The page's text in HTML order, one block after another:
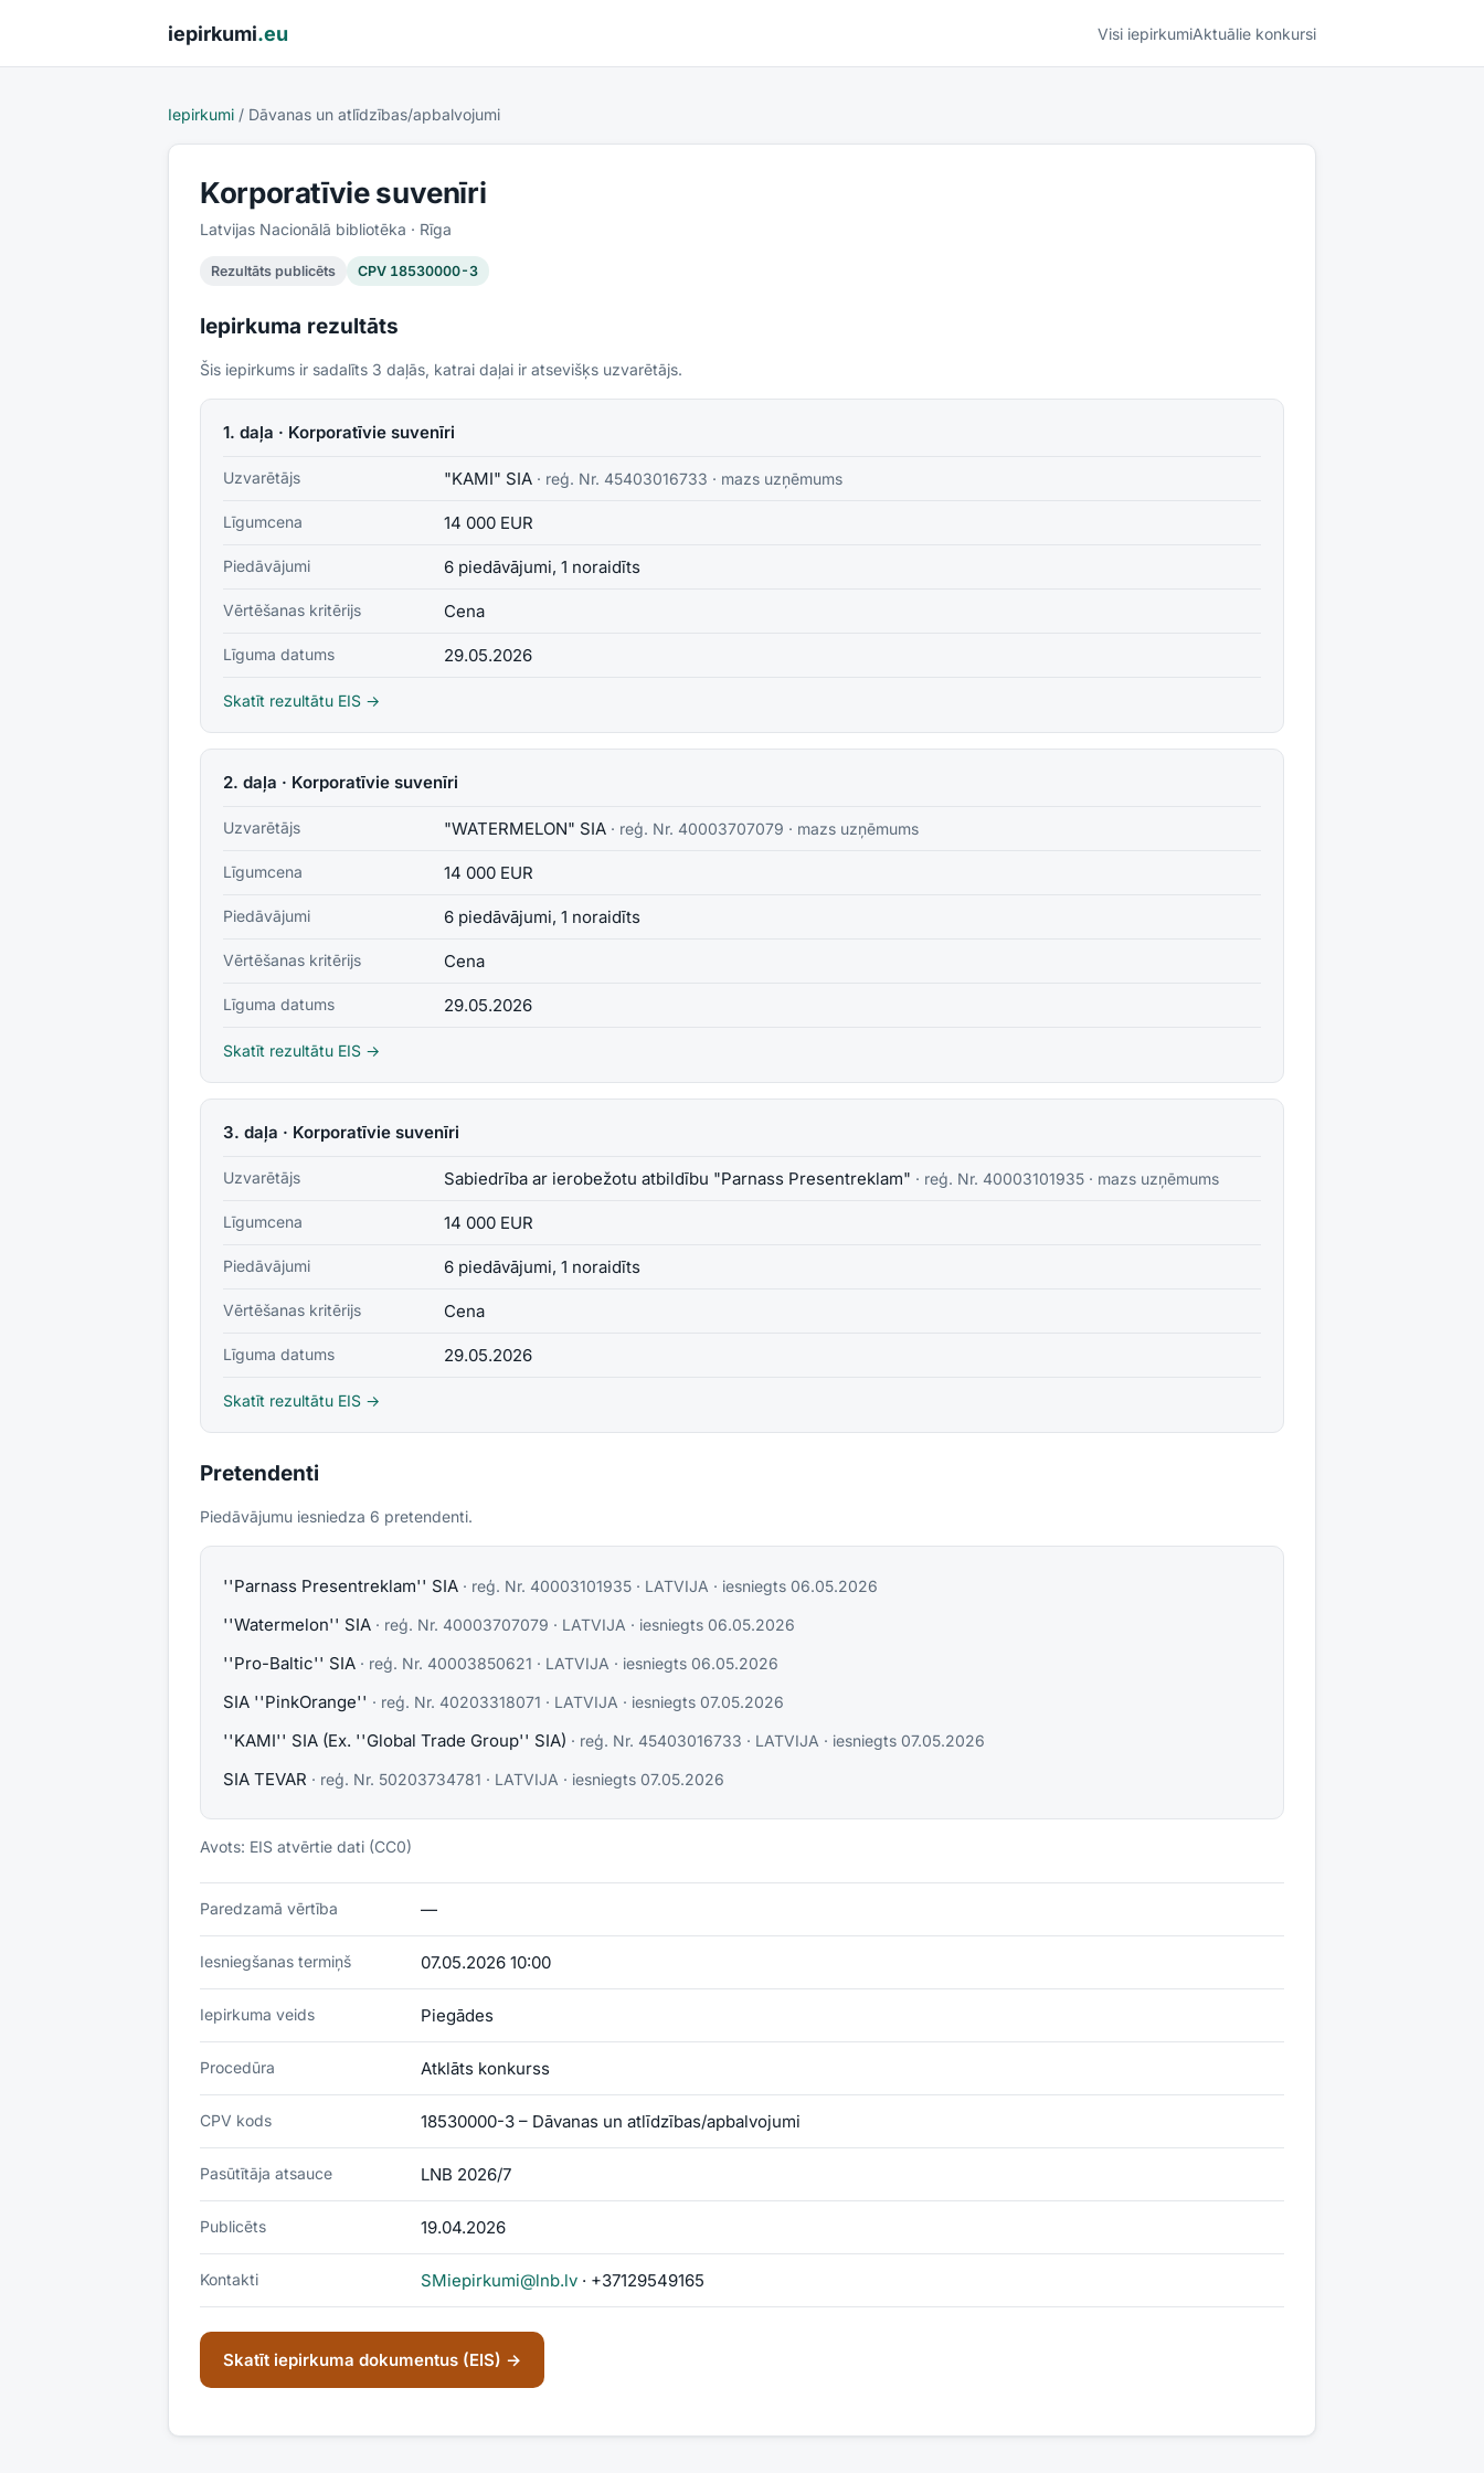
iepirkumi.eu Visi iepirkumiAktuālie konkursi
Iepirkumi / Dāvanas un atlīdzības/apbalvojumi
Korporatīvie suvenīri
Latvijas Nacionālā bibliotēka · Rīga
Rezultāts publicēts CPV 18530000-3
Iepirkuma rezultāts
Šis iepirkums ir sadalīts 3 daļās, katrai daļai ir atsevišķs uzvarētājs.
1. daļa · Korporatīvie suvenīri
Uzvarētājs "KAMI" SIA · reģ. Nr. 45403016733 · mazs uzņēmums
Līgumcena 14 000 EUR
Piedāvājumi 6 piedāvājumi, 1 noraidīts
Vērtēšanas kritērijs Cena
Līguma datums 29.05.2026
Skatīt rezultātu EIS →
2. daļa · Korporatīvie suvenīri
Uzvarētājs "WATERMELON" SIA · reģ. Nr. 40003707079 · mazs uzņēmums
Līgumcena 14 000 EUR
Piedāvājumi 6 piedāvājumi, 1 noraidīts
Vērtēšanas kritērijs Cena
Līguma datums 29.05.2026
Skatīt rezultātu EIS →
3. daļa · Korporatīvie suvenīri
Uzvarētājs Sabiedrība ar ierobežotu atbildību "Parnass Presentreklam" · reģ. Nr. 40003101935 · mazs uzņēmums
Līgumcena 14 000 EUR
Piedāvājumi 6 piedāvājumi, 1 noraidīts
Vērtēšanas kritērijs Cena
Līguma datums 29.05.2026
Skatīt rezultātu EIS →
Pretendenti
Piedāvājumu iesniedza 6 pretendenti.
''Parnass Presentreklam'' SIA · reģ. Nr. 40003101935 · LATVIJA · iesniegts 06.05.2026
''Watermelon'' SIA · reģ. Nr. 40003707079 · LATVIJA · iesniegts 06.05.2026
''Pro-Baltic'' SIA · reģ. Nr. 40003850621 · LATVIJA · iesniegts 06.05.2026
SIA ''PinkOrange'' · reģ. Nr. 40203318071 · LATVIJA · iesniegts 07.05.2026
''KAMI'' SIA (Ex. ''Global Trade Group'' SIA) · reģ. Nr. 45403016733 · LATVIJA · iesniegts 07.05.2026
SIA TEVAR · reģ. Nr. 50203734781 · LATVIJA · iesniegts 07.05.2026
Avots: EIS atvērtie dati (CC0)
Paredzamā vērtība —
Iesniegšanas termiņš 07.05.2026 10:00
Iepirkuma veids Piegādes
Procedūra Atklāts konkurss
CPV kods 18530000-3 – Dāvanas un atlīdzības/apbalvojumi
Pasūtītāja atsauce LNB 2026/7
Publicēts 19.04.2026
Kontakti SMiepirkumi@lnb.lv · +37129549165
Skatīt iepirkuma dokumentus (EIS) →